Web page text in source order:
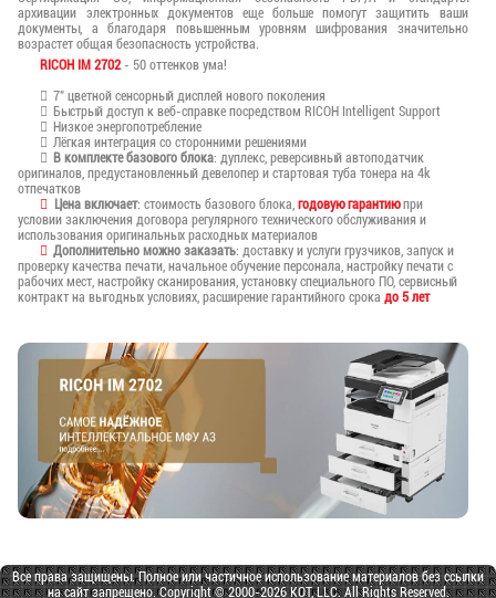
архивации электронных документов еще больше помогут защитить ваши
документы, а благодаря повышенным уровням шифрования значительно
возрастет общая безопасность устройства.
RICOH IM 2702- 50 оттенков ума!
7" цветной сенсорный дисплей нового поколения
Быстрый доступ к веб-справке посредством RICOH Intelligent Support
Низкое энергопотребление
Лёгкая интеграция со сторонними решениями
В комплекте базового блока: дуплекс, реверсивный автоподатчик
оригиналов, предустановленный девелопер и стартовая туба тонера на 4k
отпечатков
Цена включает: стоимость базового блока,годовую гарантиюпри
условии заключения договора регулярного технического обслуживания и
использования оригинальных расходных материалов
Дополнительно можно заказать: доставку и услуги грузчиков, запуск и
проверку качества печати, начальное обучение персонала, настройку печати с
рабочих мест, настройку сканирования, установку специального ПО, сервисный
контракт на выгодных условиях, расширение гарантийного срокадо 5 лет
Все права защищены. Полное или частичное использование материалов без ссылки
на сайт запрещено. Copyright © 2000-2026 KOT, LLC. All Rights Reserved.